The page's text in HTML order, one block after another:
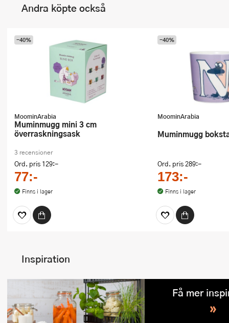
Andra köpte också
MoominArabia
Muminmugg mini 3 cm
överraskningsask
3 recensioner
Ord. pris 129:-
77:-
Finns i lager
-40%
MoominArabia
Muminmugg
Ord. pris289:-
173:-
Finns i lager
-40%
Inspiration
Få mer
»